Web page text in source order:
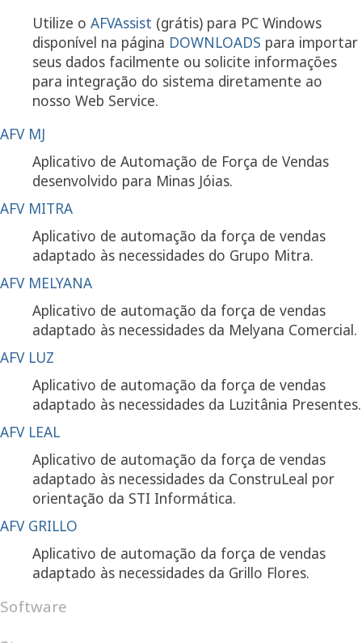
Utilize o AFVAssist (grátis) para PC Windows
disponível na página DOWNLOADS para importar
seus dados facilmente ou solicite informações
para integração do sistema diretamente ao
nosso Web Service.
AFV MJ
Aplicativo de Automação de Força de Vendas
desenvolvido para Minas Jóias.
AFV MITRA
Aplicativo de automação da força de vendas
adaptado às necessidades do Grupo Mitra.
AFV MELYANA
Aplicativo de automação da força de vendas
adaptado às necessidades da Melyana Comercial.
AFV LUZ
Aplicativo de automação da força de vendas
adaptado às necessidades da Luzitânia Presentes.
AFV LEAL
Aplicativo de automação da força de vendas
adaptado às necessidades da ConstruLeal por
orientação da STI Informática.
AFV GRILLO
Aplicativo de automação da força de vendas
adaptado às necessidades da Grillo Flores.
Software